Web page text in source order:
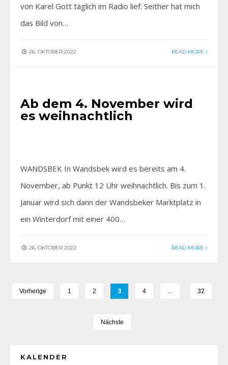
von Karel Gott täglich im Radio lief. Seither hat mich
das Bild von…
26. OKTOBER 2022 READ MORE
Ab dem 4. November wird
es weihnachtlich
WANDSBEK In Wandsbek wird es bereits am 4.
November, ab Punkt 12 Uhr weihnachtlich. Bis zum 1.
Januar wird sich dann der Wandsbeker Marktplatz in
ein Winterdorf mit einer 400…
26. OKTOBER 2022 READ MORE
Vorherige 1 2 3 4 … 32
Nächste
KALENDER